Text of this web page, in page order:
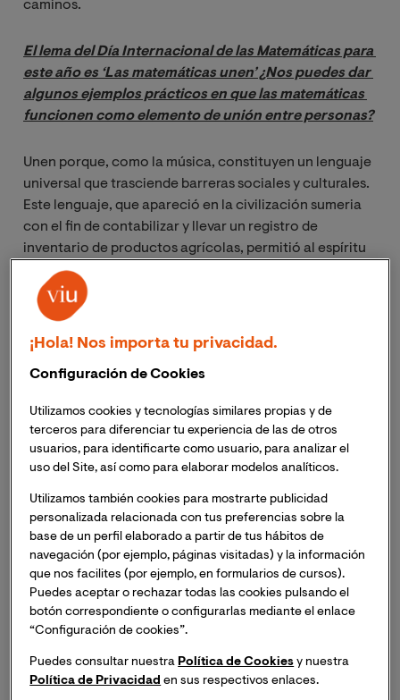
caminos.
El lema del Día Internacional de las Matemáticas para
este año es ‘Las matemáticas unen’ ¿Nos puedes dar
algunos ejemplos prácticos en que las matemáticas
funcionen como elemento de unión entre personas?
Unen porque, como la música, constituyen un lenguaje
universal que trasciende barreras sociales y culturales.
Este lenguaje, que apareció en la civilización sumeria
con el fin de contabilizar y llevar un registro de
inventario de productos agrícolas, permitió al espíritu
humano, especialmente desde la matemática helénica,
deleitarse con la belleza de los más sublimes teoremas.
Por otro lado, nos brinda la oportunidad de intentar
descifrar los secretos de la naturaleza y de desarrollar
la actividad industrial y económica mediante técnicas
de modelización que buscan la máxima eficiencia en el
Si en un aula se explica el teorema de Pitágoras a dos
estudiantes de educación primaria procedentes de los
de diferentes lenguas nativas, seguramente
experimenten una sensación de acercamiento al
participar conjuntamente en el proceso de
descubrimiento; este efecto puede verse reforzado si a
continuación los estudiantes tratan de explicar el
resultado a una tercera persona.
A nivel profesional, también las matemáticas tienen la
capacidad de ofrecer retos y establecer
¡Hola! Nos importa tu privacidad.
Configuración de Cookies
Utilizamos cookies y tecnologías similares propias y de
terceros para diferenciar tu experiencia de las de otros
usuarios, para identificarte como usuario, para analizar el
uso del Site, así como para elaborar modelos analíticos.
Utilizamos también cookies para mostrarte publicidad
personalizada relacionada con tus preferencias sobre la
base de un perfil elaborado a partir de tus hábitos de
navegación (por ejemplo, páginas visitadas) y la información
que nos facilites (por ejemplo, en formularios de cursos).
Puedes aceptar o rechazar todas las cookies pulsando el
botón correspondiente o configurarlas mediante el enlace
“Configuración de cookies”.
Puedes consultar nuestra Política de Cookies y nuestra
Política de Privacidad en sus respectivos enlaces.